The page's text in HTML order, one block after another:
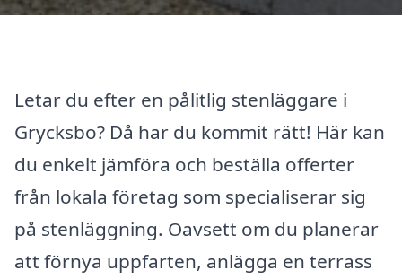
Letar du efter en pålitlig stenläggare i
Grycksbo? Då har du kommit rätt! Här kan
du enkelt jämföra och beställa offerter
från lokala företag som specialiserar sig
på stenläggning. Oavsett om du planerar
att förnya uppfarten, anlägga en terrass